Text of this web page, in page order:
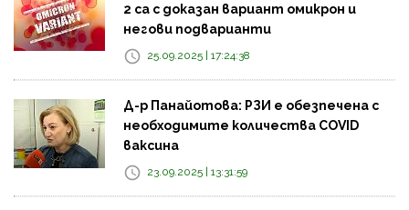
2 са с доказан вариант омикрон и
негови подварианти
25.09.2025 | 17:24:38
Д-р Панайотова: РЗИ е обезпечена с
необходимите количества COVID
ваксина
23.09.2025 | 13:31:59